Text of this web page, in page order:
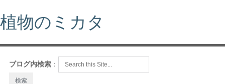
植物のミカタ
ブログ内検索 ：